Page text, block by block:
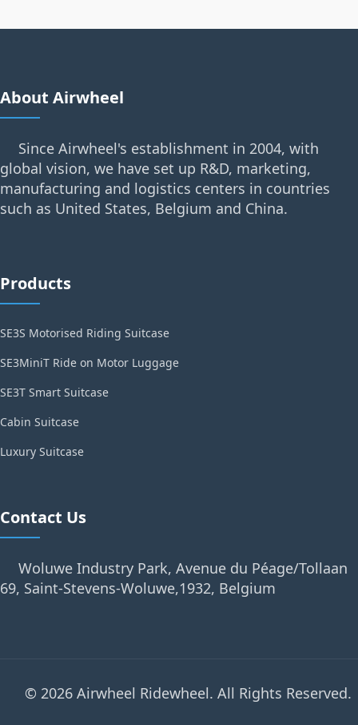
About Airwheel
Since Airwheel's establishment in 2004, with
global vision, we have set up R&D, marketing,
manufacturing and logistics centers in countries
such as United States, Belgium and China.
Products
SE3S Motorised Riding Suitcase
SE3MiniT Ride on Motor Luggage
SE3T Smart Suitcase
Cabin Suitcase
Luxury Suitcase
Contact Us
Woluwe Industry Park, Avenue du Péage/Tollaan
69, Saint-Stevens-Woluwe,1932, Belgium
© 2026 Airwheel Ridewheel. All Rights Reserved.